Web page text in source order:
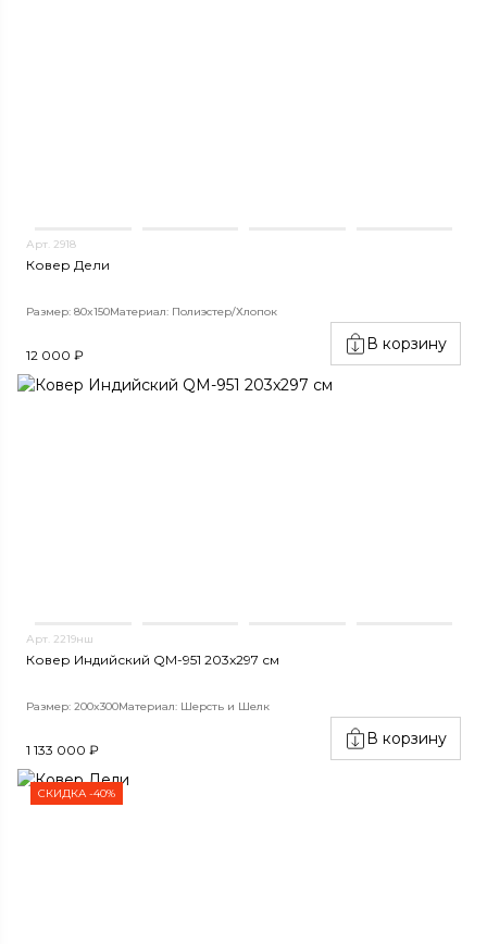
Арт. 2918
Ковер Дели
Размер: 80x150Материал: Полиэстер/Хлопок
12 000 ₽
В корзину
Арт. 2219нш
Ковер Индийский QM-951 203x297 см
Размер: 200x300Материал: Шерсть и Шелк
1 133 000 ₽
В корзину
СКИДКА -40%